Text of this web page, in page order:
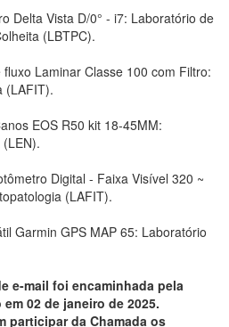
Delta Vista D/0° - i7: Laboratório de
(LBTPC).
Laminar Classe 100 com Filtro:
(LAFIT).
EOS R50 kit 18-45MM:
Digital - Faixa Visível 320 ~
(LAFIT).
Garmin GPS MAP 65: Laboratório
e-mail foi encaminhada pela
02 de janeiro de 2025.
participar da Chamada os